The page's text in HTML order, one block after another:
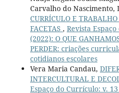
Carvalho do Nascimento,
CURRÍCULO E
FACETAS , Revista
(2022): O QUE
PERDER: criações
cotidianos escolares
Vera Maria Candau,
INTERCULTURAL E
Espaço do Currículo: v.